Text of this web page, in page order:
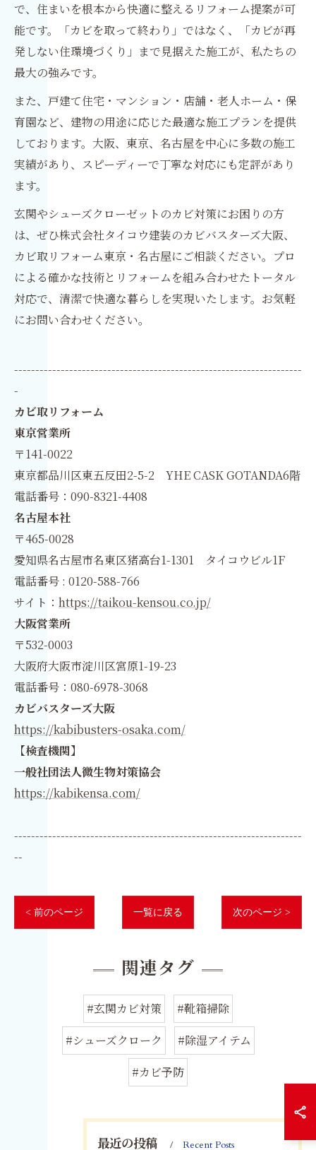
で、住まいを根本から快適に整えるリフォーム提案が可
能です。「カビを取って終わり」ではなく、「カビが再
発しない住環境づくり」まで見据えた施工が、私たちの
最大の強みです。
また、戸建て住宅・マンション・店舗・老人ホーム・保
育園など、建物の用途に応じた最適な施工プランを提供
しております。大阪、東京、名古屋を中心に多数の施工
実績があり、スピーディーで丁寧な対応にも定評があり
ます。
玄関やシューズクローゼットのカビ対策にお困りの方
は、ぜひ株式会社タイコウ建装のカビバスターズ大阪、
カビ取リフォーム東京・名古屋にご相談ください。プロ
による確かな技術とリフォームを組み合わせたトータル
対応で、清潔で快適な暮らしを実現いたします。お気軽
にお問い合わせください。
--------------------------------------------------------------------
-
カビ取リフォーム
東京営業所
〒141-0022
東京都品川区東五反田2-5-2 YHE CASK GOTANDA6階
電話番号：090-8321-4408
名古屋本社
〒465-0028
愛知県名古屋市名東区猪高台1-1301 タイコウビル1F
電話番号 : 0120-588-766
サイト： https://taikou-kensou.co.jp/
大阪営業所
〒532-0003
大阪府大阪市淀川区宮原1-19-23
電話番号：080-6978-3068
カビバスターズ大阪
https://kabibusters-osaka.com/
【検査機関】
一般社団法人微生物対策協会
https://kabikensa.com/
--------------------------------------------------------------------
--
< 前のページ 一覧に戻る 次のページ >
関連タグ
#玄関カビ対策
#靴箱掃除
#シューズクローク
#除湿アイテム
#カビ予防
最近の投稿 Recent Posts